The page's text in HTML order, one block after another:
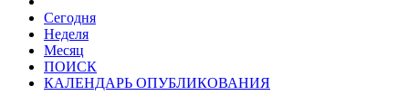
Сегодня
Неделя
Месяц
ПОИСК
КАЛЕНДАРЬ ОПУБЛИКОВАНИЯ